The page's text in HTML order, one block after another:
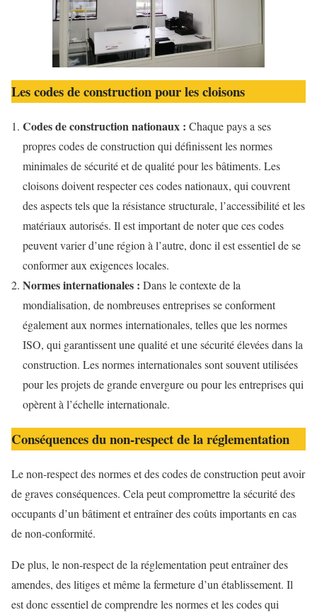
Les codes de construction pour les cloisons
Codes de construction nationaux : Chaque pays a ses
propres codes de construction qui définissent les normes
minimales de sécurité et de qualité pour les bâtiments. Les
cloisons doivent respecter ces codes nationaux, qui couvrent
des aspects tels que la résistance structurale, l’accessibilité et les
matériaux autorisés. Il est important de noter que ces codes
peuvent varier d’une région à l’autre, donc il est essentiel de se
conformer aux exigences locales.
Normes internationales : Dans le contexte de la
mondialisation, de nombreuses entreprises se conforment
également aux normes internationales, telles que les normes
ISO, qui garantissent une qualité et une sécurité élevées dans la
construction. Les normes internationales sont souvent utilisées
pour les projets de grande envergure ou pour les entreprises qui
opèrent à l’échelle internationale.
Conséquences du non-respect de la réglementation
Le non-respect des normes et des codes de construction peut avoir
de graves conséquences. Cela peut compromettre la sécurité des
occupants d’un bâtiment et entraîner des coûts importants en cas
de non-conformité.
De plus, le non-respect de la réglementation peut entraîner des
amendes, des litiges et même la fermeture d’un établissement. Il
est donc essentiel de comprendre les normes et les codes qui